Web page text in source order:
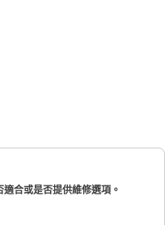
合或是否提供維修選項。